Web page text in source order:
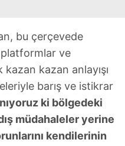
bu çerçevede
ve
kazan anlayışı
barış ve istikrar
ki bölgedeki
müdahaleler yerine
kendilerinin